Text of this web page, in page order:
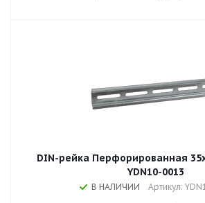
DIN-рейка Перфорированная
YDN10-0013
В НАЛИЧИИ Артикул: